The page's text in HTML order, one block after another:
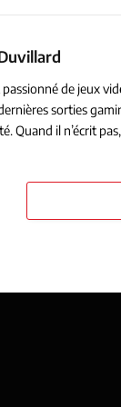
de jeux
sorties
Quand il n’écrit